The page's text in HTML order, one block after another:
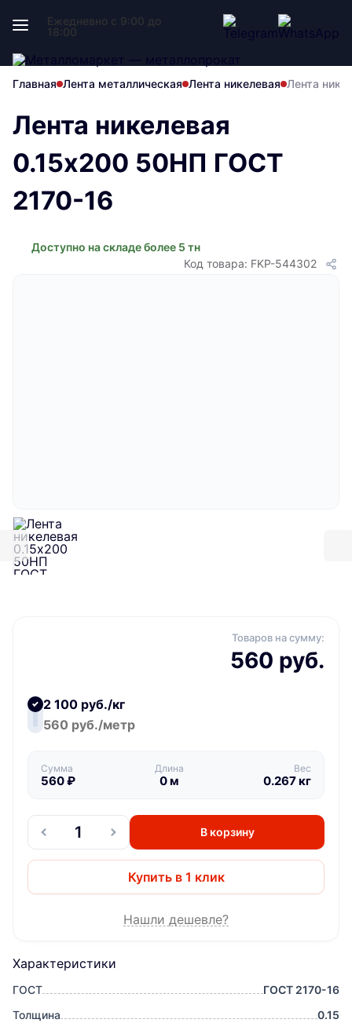
Ежедневно с 9:00 до
18:00
Главная Лента металлическая Лента никелевая Лента
Лента никелевая
0.15x200 50НП ГОСТ
2170-16
Доступно на складе более 5 тн
Код товара: FKP-544302
Характеристики
ГОСТ
ГОСТ 2170-16
Толщина
0.15
Товаров на сумму:
560 руб.
2 100 руб./кг
560 руб./метр
Сумма
560₽
Длина
0м
Вес
0.267кг
В корзину
Купить в 1 клик
Нашли дешевле?